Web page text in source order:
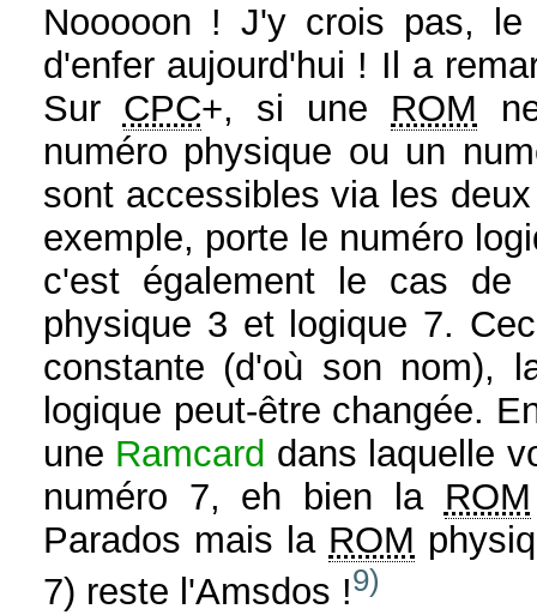
Nooooon ! J'y crois pas,
d'enfer aujourd'hui ! Il a
Sur CPC+, si une ROM
numéro physique ou un
sont accessibles via les
exemple, porte le numéro
c'est également le cas
physique 3 et logique 7.
constante (d'où son nom),
logique peut-être changée.
une Ramcard dans laquelle
numéro 7, eh bien la ROM
Parados mais la ROM
7) reste l'Amsdos !9)